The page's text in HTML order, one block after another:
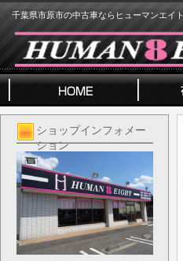
千葉県市原市の中古車ならヒューマンエイト
ショップインフォメー
ション